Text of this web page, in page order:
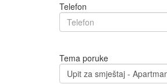
Telefon
Tema poruke